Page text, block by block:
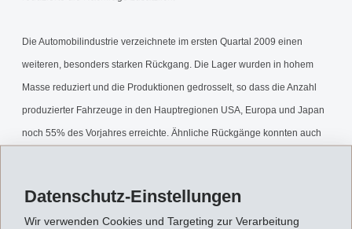
Datenschutz-Einstellungen
Wir verwenden Cookies und Targeting zur Verarbeitung
Die Automobilindustrie verzeichnete im ersten Quartal 2009 einen
weiteren, besonders starken Rückgang. Die Lager wurden in hohem
Masse reduziert und die Produktionen gedrosselt, so dass die Anzahl
produzierter Fahrzeuge in den Hauptregionen USA, Europa und Japan
noch 55% des Vorjahres erreichte. Ähnliche Rückgänge konnten auch
Mengenrückgänge, obwohl alle geplanten Neugeschäfte erfolgreich
realisiert wurden.